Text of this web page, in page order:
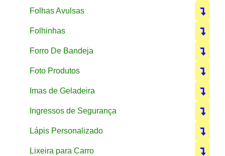
Folhas Avulsas
Folhinhas
Forro De Bandeja
Foto Produtos
Imas de Geladeira
Ingressos de Segurança
Lápis Personalizado
Lixeira para Carro